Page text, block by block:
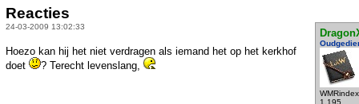
Reacties
24-03-2009 13:02:33
1.195
Hoezo kan hij het niet verdragen als iemand het op het kerkhof
doet
? Terecht levenslang,